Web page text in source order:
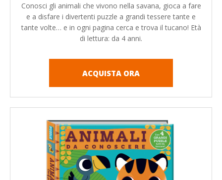
Conosci gli animali che vivono nella savana, gioca a fare
e a disfare i divertenti puzzle a grandi tessere tante e
tante volte… e in ogni pagina cerca e trova il tucano! Età
di lettura: da 4 anni.
ACQUISTA ORA